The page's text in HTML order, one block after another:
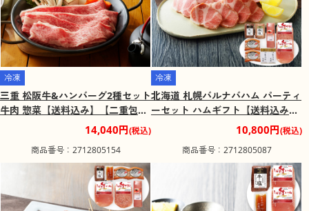
冷凍
三重 松阪牛&ハンバーグ2種セット
牛肉 惣菜【送料込み】【二重包装
不可】【お届け不可地域：離島】
14,040円(税込)
商品番号：2712805154
冷凍
北海道 札幌バルナバハム パーティ
ーセット ハムギフト【送料込み】
【二重包装不可】【お届け不可地
10,800円(税込)
商品番号：2712805087